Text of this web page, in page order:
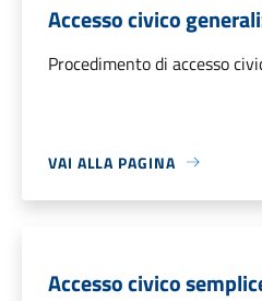
Accesso civico
Procedimento di accesso
VAI ALLA PAGINA
Accesso civico